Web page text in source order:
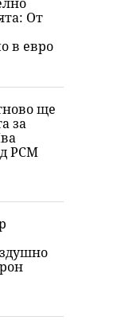
Oт
в евро
ще
за
РСМ